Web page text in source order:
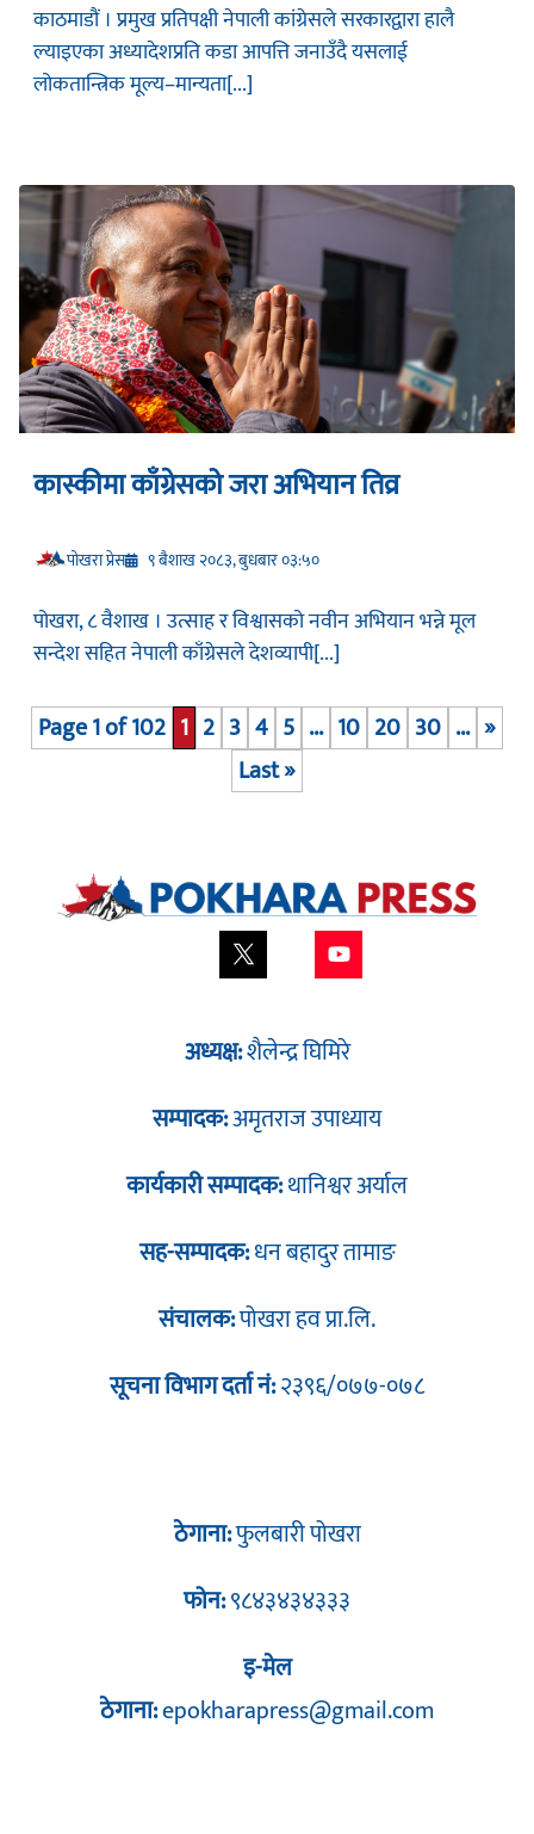
काठमाडौं । प्रमुख प्रतिपक्षी नेपाली कांग्रेसले सरकारद्वारा हालै
ल्याइएका अध्यादेशप्रति कडा आपत्ति जनाउँदै यसलाई
लोकतान्त्रिक मूल्य–मान्यता[...]
कास्कीमा काँग्रेसको जरा अभियान तिव्र
प‍ोखरा प्रेस ९ बैशाख २०८३, बुधबार ०३:५०
पोखरा, ८ वैशाख । उत्साह र विश्वासको नवीन अभियान भन्ने मूल
सन्देश सहित नेपाली काँग्रेसले देशव्यापी[...]
Page 1 of 102 1 2 3 4 5 ... 10 20 30 ... »
Last »
अध्यक्ष:शैलेन्द्र घिमिरे
सम्पादक:अमृतराज उपाध्याय
कार्यकारी सम्पादक:थानिश्वर अर्याल
सह-सम्पादक:धन बहादुर तामाङ
संचालक:पोखरा हव प्रा.लि.
सूचना विभाग दर्ता नं:२३९६/०७७-०७८
ठेगाना:फुलबारी पोखरा
फोन:९८४३४३४३३३
इ-मेल
ठेगाना:epokharapress@gmail.com